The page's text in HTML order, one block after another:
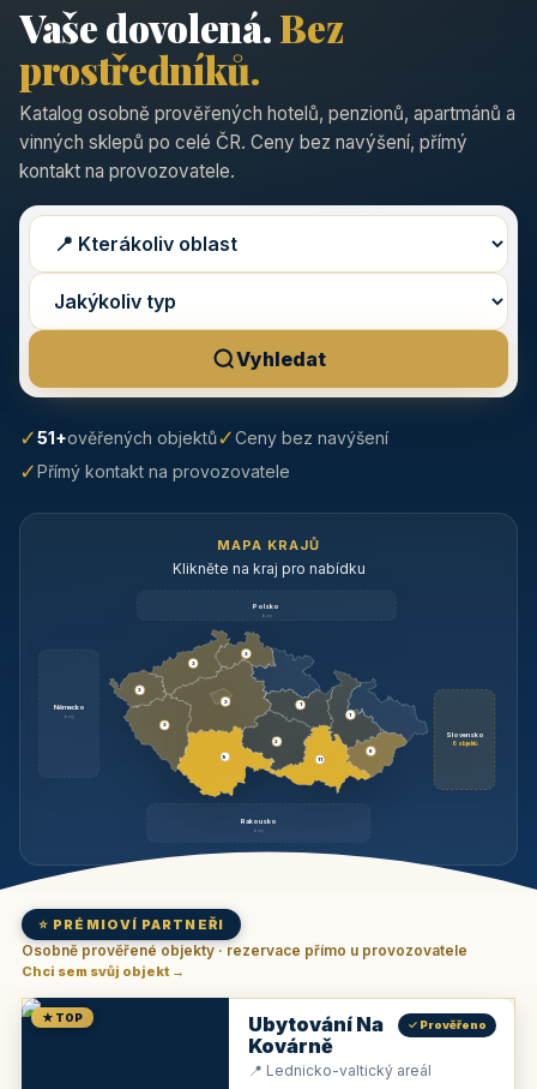
Vaše dovolená.Bez
prostředníků.
Katalog osobně prověřených hotelů, penzionů, apartmánů a
vinných sklepů po celé ČR. Ceny bez navýšení, přímý
kontakt na provozovatele.
Vyhledat
✓51+ověřených objektů✓Ceny bez navýšení
✓Přímý kontakt na provozovatele
MAPA KRAJŮ
Klikněte na kraj pro nabídku
Polsko
brzy
Německo
brzy
Slovensko
6 objektů
Rakousko
brzy
3
9
3
3
3
3
1
2
11
1
6
⭐ PRÉMIOVÍ PARTNEŘI
Osobně prověřené objekty · rezervace přímo u provozovatele
Chci sem svůj objekt →
★ TOP
Ubytování Na
Kovárně
✓ Prověřeno
📍 Lednicko-valtický areál